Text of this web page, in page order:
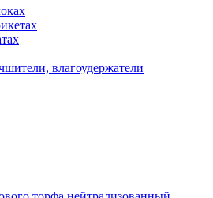
влагоудержатели